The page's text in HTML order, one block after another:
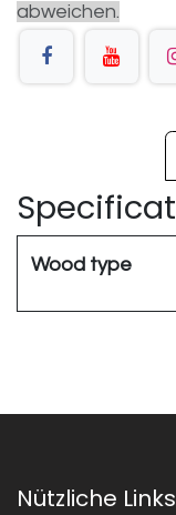
abweichen.
Wood type
Nützliche Links